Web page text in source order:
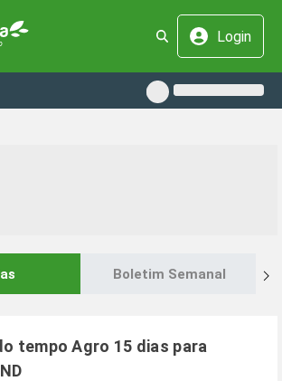
Login
Boletim Semanal
tempo Agro 15 dias para
ND